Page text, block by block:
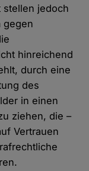
stellen jedoch
gegen
hinreichend
durch eine
des
in einen
ziehen, die –
Vertrauen